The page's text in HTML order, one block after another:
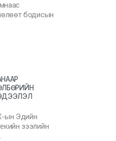
бодисын
ын Эдийн
зээлийн